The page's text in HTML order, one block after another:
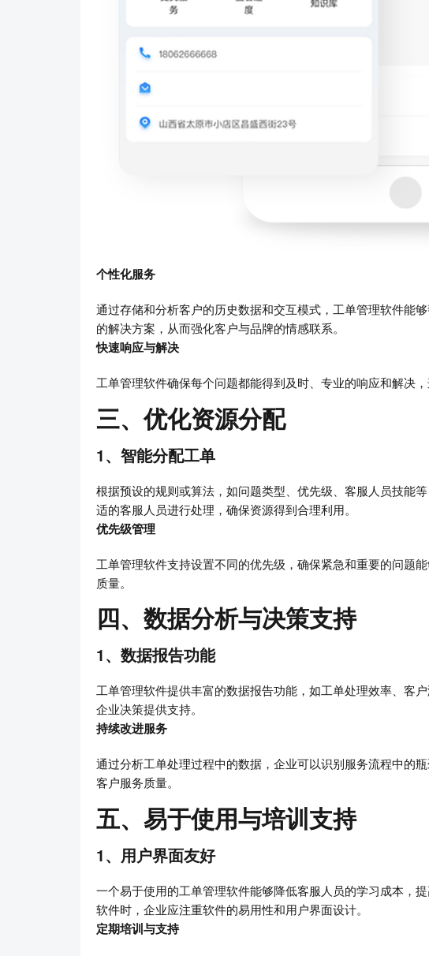
个性化服务
通过存储和分析客户的历史数据和交互模式，工单管理软件能
的解决方案，从而强化客户与品牌的情感联系。
快速响应与解决
工单管理软件确保每个问题都能得到及时、专业的响应和解决
三、优化资源分配
1、智能分配工单
根据预设的规则或算法，如问题类型、优先级、客服人员技能
适的客服人员进行处理，确保资源得到合理利用。
优先级管理
工单管理软件支持设置不同的优先级，确保紧急和重要的问题
质量。
四、数据分析与决策支持
1、数据报告功能
工单管理软件提供丰富的数据报告功能，如工单处理效率、客
企业决策提供支持。
持续改进服务
通过分析工单处理过程中的数据，企业可以识别服务流程中的
客户服务质量。
五、易于使用与培训支持
1、用户界面友好
一个易于使用的工单管理软件能够降低客服人员的学习成本，
软件时，企业应注重软件的易用性和用户界面设计。
定期培训与支持